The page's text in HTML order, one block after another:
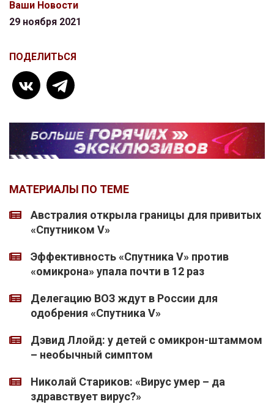
Ваши Новости
29 ноября 2021
ПОДЕЛИТЬСЯ
МАТЕРИАЛЫ ПО ТЕМЕ
Австралия открыла границы для привитых
«Спутником V»
Эффективность «Спутника V» против
«омикрона» упала почти в 12 раз
Делегацию ВОЗ ждут в России для
одобрения «Спутника V»
Дэвид Ллойд: у детей с омикрон-штаммом
– необычный симптом
Николай Стариков: «Вирус умер – да
здравствует вирус?»